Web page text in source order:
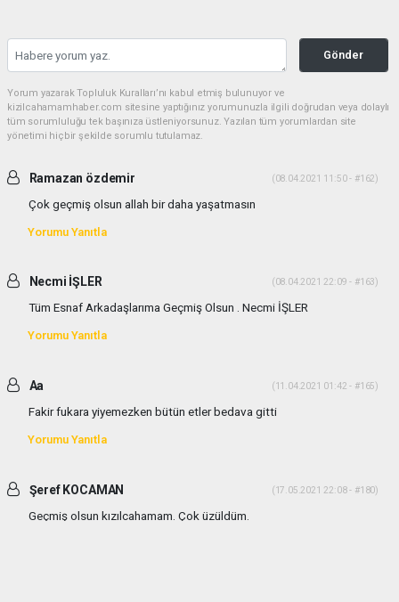
Gönder
Yorum yazarak Topluluk Kuralları’nı kabul etmiş bulunuyor ve
kizilcahamamhaber.com sitesine yaptığınız yorumunuzla ilgili doğrudan veya dolaylı
tüm sorumluluğu tek başınıza üstleniyorsunuz. Yazılan tüm yorumlardan site
yönetimi hiçbir şekilde sorumlu tutulamaz.
Ramazan özdemir (08.04.2021 11:50 - #162)
Çok geçmiş olsun allah bir daha yaşatmasın
Yorumu Yanıtla
Necmi İŞLER (08.04.2021 22:09 - #163)
Tüm Esnaf Arkadaşlarıma Geçmiş Olsun . Necmi İŞLER
Yorumu Yanıtla
Aa (11.04.2021 01:42 - #165)
Fakir fukara yiyemezken bütün etler bedava gitti
Yorumu Yanıtla
Şeref KOCAMAN (17.05.2021 22:08 - #180)
Geçmiş olsun kızılcahamam. Çok üzüldüm.